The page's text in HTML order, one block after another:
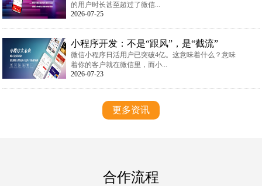
的用户时长甚至超过了微信...
2026-07-25
小程序开发：不是“跟风”，是“截流”
微信小程序日活用户已突破4亿。这意味着什么？意味
着你的客户就在微信里，而小...
2026-07-23
更多资讯
合作流程